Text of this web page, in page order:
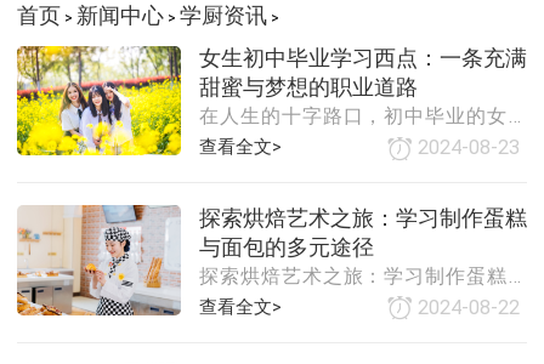
首页 > 新闻中心> 学厨资讯>
女生初中毕业学习西点：一条充满
甜蜜与梦想的职业道路
在人生的十字路口，初中毕业的女生
面临着诸多选择，而学习西点烘焙，
求创意与美感的年轻女性而言，西点
烘焙不仅是一门技艺，更是一种生活
态度和艺术追求。本文将探讨女生初
中毕业学习西点的优势、挑战以及未
2024-08-23
查看全文>
探索烘焙艺术之旅：学习制作蛋糕
与面包的多元途径
探索烘焙艺术之旅：学习制作蛋糕与
面包的多元途径在烘焙的世界里，蛋
2024-08-22
查看全文>